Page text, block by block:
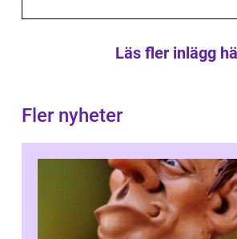
Läs fler inlägg
Fler nyheter